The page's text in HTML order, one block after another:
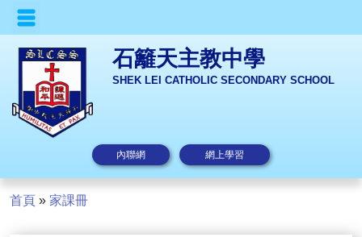
石籬天主教中學
SHEK LEI CATHOLIC SECONDARY SCHOOL
內聯網 網上學習
首頁 » 家課冊